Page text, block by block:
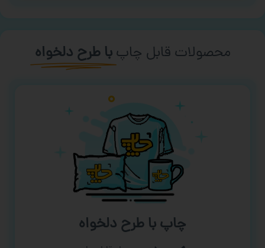
محصولات قابل چاپ با طرح دلخواه
چاپ با طرح دلخواه